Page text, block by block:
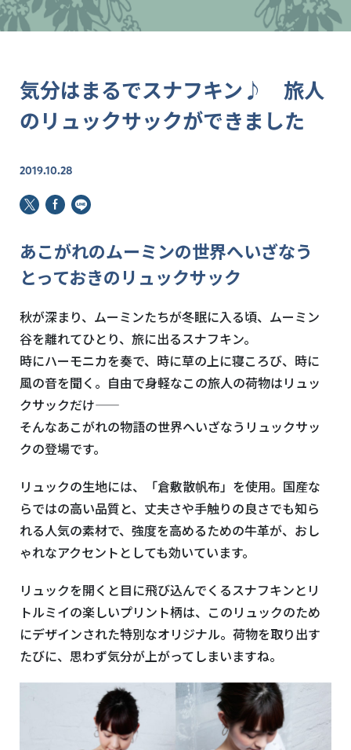
気分はまるでスナフキン♪ 旅人
のリュックサックができました
2019.10.28
あこがれのムーミンの世界へいざなう
とっておきのリュックサック
秋が深まり、ムーミンたちが冬眠に入る頃、ムーミン
谷を離れてひとり、旅に出るスナフキン。
時にハーモニカを奏で、時に草の上に寝ころび、時に
風の音を聞く。自由で身軽なこの旅人の荷物はリュッ
クサックだけ――
そんなあこがれの物語の世界へいざなうリュックサッ
クの登場です。
リュックの生地には、「倉敷散帆布」を使用。国産な
らではの高い品質と、丈夫さや手触りの良さでも知ら
れる人気の素材で、強度を高めるための牛革が、おし
ゃれなアクセントとしても効いています。
リュックを開くと目に飛び込んでくるスナフキンとリ
トルミイの楽しいプリント柄は、このリュックのため
にデザインされた特別なオリジナル。荷物を取り出す
たびに、思わず気分が上がってしまいますね。